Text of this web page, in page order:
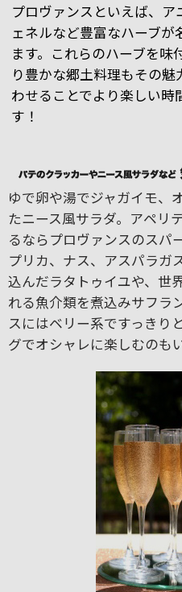
プロヴァンスといえば、
ェネルなど豊富なハーブが
ます。これらのハーブを味
り豊かな郷土料理もその
わせることでより楽しい時
す！
ゆで卵や湯でジャガイモ、
たニース風サラダ。アペリ
るならプロヴァンスのスパ
プリカ、ナス、アスパラガ
込んだラタトゥイユや、世
れる魚介類を煮込みサフラ
スにはベリー系ですっきり
グでオシャレに楽しむのも